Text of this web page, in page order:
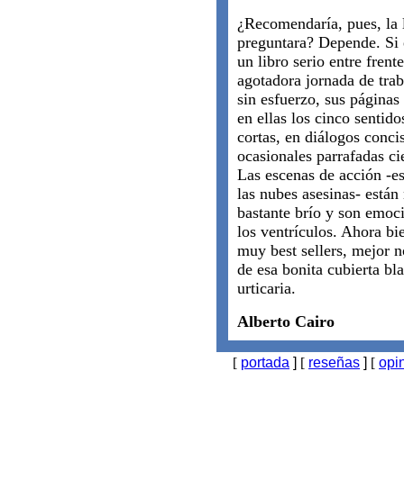
¿Recomendaría, pues,
preguntara? Depende. Si
un libro serio entre
agotadora jornada de
sin esfuerzo, sus
en ellas los cinco
cortas, en diálogos
ocasionales parrafadas
Las escenas de acción -
las nubes asesinas-
bastante brío y son
los ventrículos. Ahora
muy best sellers, mejor
de esa bonita cubierta
urticaria.
Alberto Cairo
[ portada ] [ reseñas ] [